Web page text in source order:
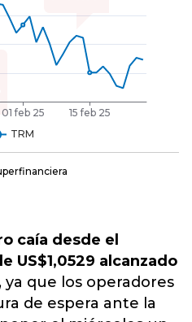
caía desde el
US$1,0529 alcanzado
, ya que los operadores
de espera ante la